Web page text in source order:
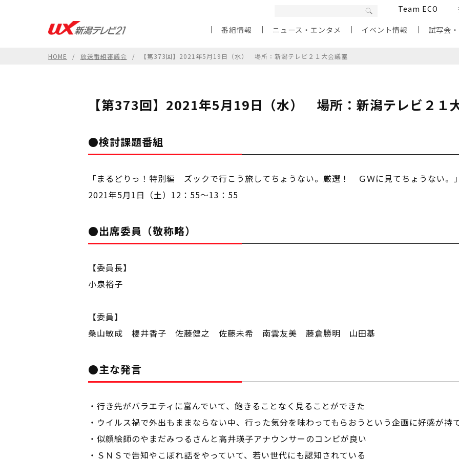
Team ECO
番組情報 ニュース・エンタメ イベント情報 試写会
HOME 放送番組審議会 【第373回】2021年5月19日（水） 場所：新潟テレビ２１大会議室
【第373回】2021年5月19日（水） 場所：新潟テレビ２１
●検討課題番組
「まるどりっ！特別編 ズックで行こう旅してちょうない。厳選！ ＧＷに見てちょうない。
2021年5月1日（土）12：55～13：55
●出席委員（敬称略）
【委員長】
小泉裕子
【委員】
桑山敏成 櫻井香子 佐藤健之 佐藤未希 南雲友美 藤倉勝明 山田基
●主な発言
・行き先がバラエティに富んでいて、飽きることなく見ることができた
・ウイルス禍で外出もままならない中、行った気分を味わってもらおうという企画に好感が持
・似顔絵師のやまだみつるさんと高井瑛子アナウンサーのコンビが良い
・ＳＮＳで告知やこぼれ話をやっていて、若い世代にも認知されている